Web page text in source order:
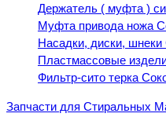
Держатель ( муфта )
Муфта привода ножа
Насадки, диски,
Пластмассовые
Фильтр-сито терка
Запчасти для Стиральных